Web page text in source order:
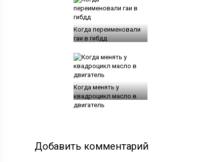
Когда переименовали
гаи в гибдд
Когда менять у
квадроцикл масло в
двигатель
Добавить комментарий